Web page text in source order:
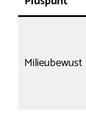
Milieubewust